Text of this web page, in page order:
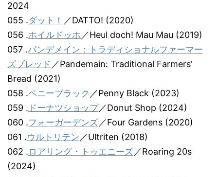
2024
055 .ダット！ ／DATTO! (2020)
056 .ホイルドッホ ／Heul doch! Mau Mau (2019)
057 .パンデメイン：トラディショナルファーマー
ズブレッド ／Pandemain: Traditional Farmers'
Bread (2021)
058 .ペニーブラック ／Penny Black (2023)
059 . ドーナツショップ／Donut Shop (2024)
060 .フォーガーデンズ／Four Gardens (2020)
061 .ウルトリテン ／Ultriten (2018)
062 .ロアリング・トゥエニーズ／Roaring 20s
(2024)